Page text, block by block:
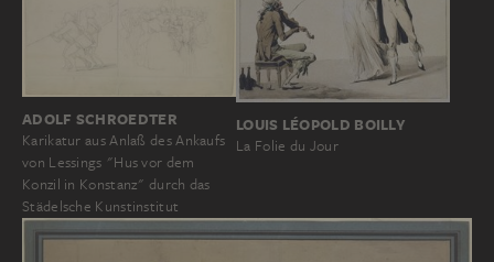
ADOLF SCHROEDTER
Karikatur aus Anlaß des Ankaufs
von Lessings "Hus vor dem
Konzil in Konstanz" durch das
Städelsche Kunstinstitut
LOUIS LÉOPOLD BOILLY
La Folie du Jour